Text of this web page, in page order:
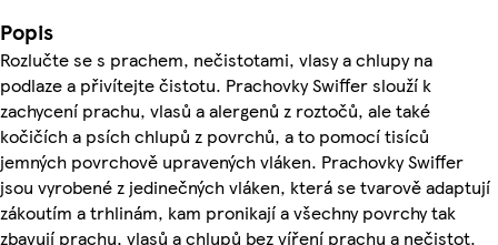
Popis
Rozlučte se s prachem, nečistotami, vlasy a chlupy na
podlaze a přivítejte čistotu. Prachovky Swiffer slouží k
zachycení prachu, vlasů a alergenů z roztočů, ale také
kočičích a psích chlupů z povrchů, a to pomocí tisíců
jemných povrchově upravených vláken. Prachovky Swiffer
jsou vyrobené z jedinečných vláken, která se tvarově adaptují
zákoutím a trhlinám, kam pronikají a všechny povrchy tak
zbavují prachu, vlasů a chlupů bez víření prachu a nečistot.